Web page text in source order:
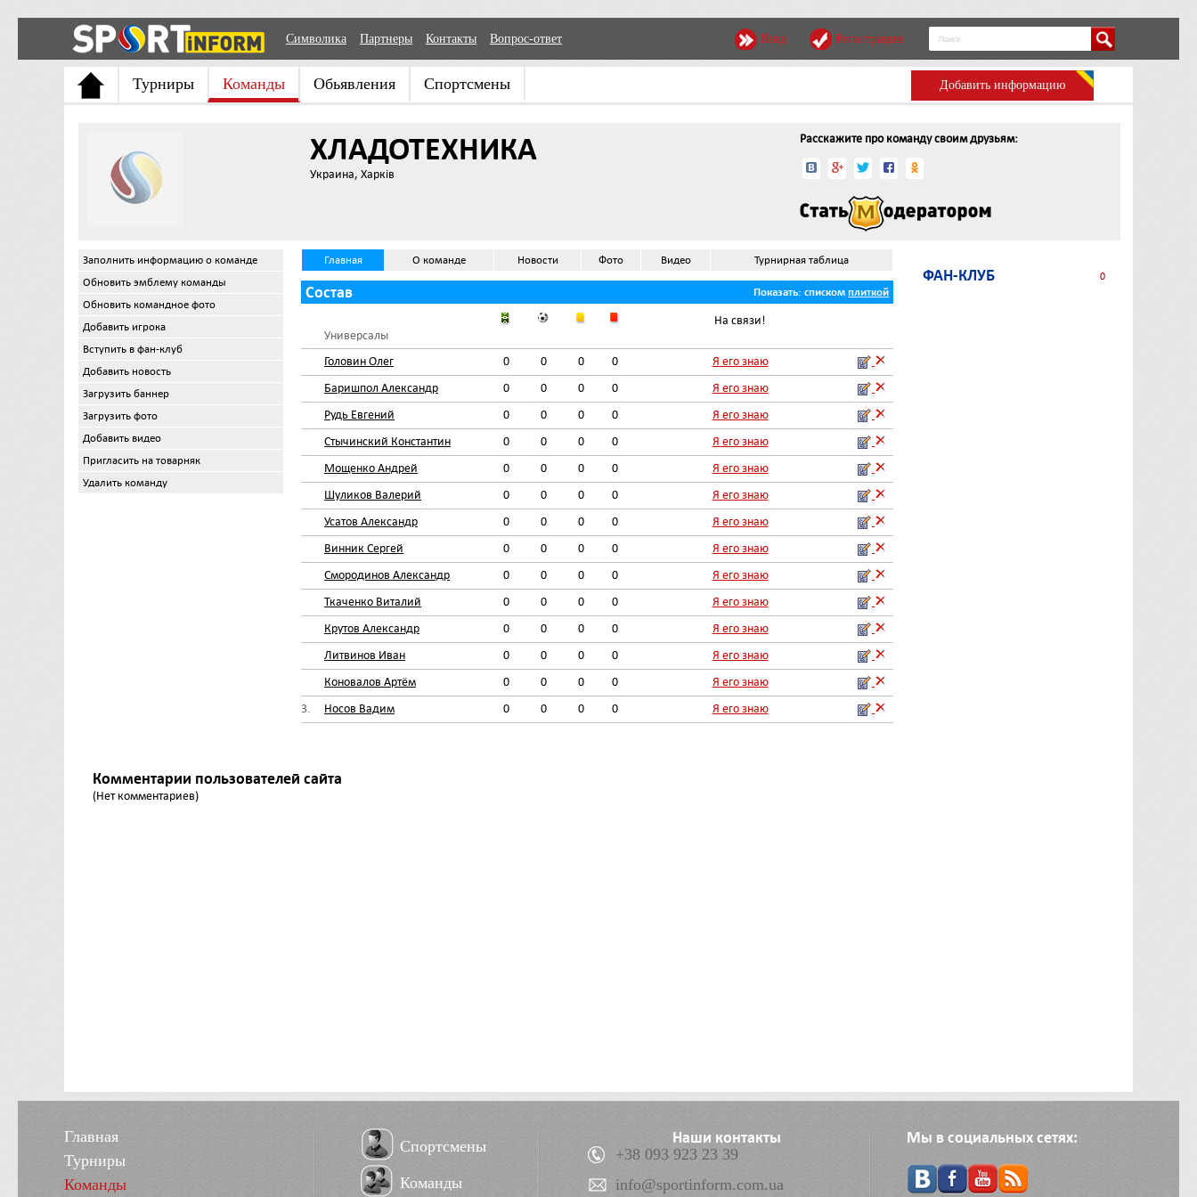
Символика Партнеры Контакты Вопрос-ответ Вход Регистрация
Турниры Команды Обьявления Спортсмены Добавить информацию
ХЛАДОТЕХНИКА
Украина, Харків
Расскажите про команду своим друзьям:
Заполнить информацию о команде
Обновить эмблему команды
Обновить командное фото
Добавить игрока
Вступить в фан-клуб
Добавить новость
Загрузить баннер
Загрузить фото
Добавить видео
Пригласить на товарняк
Удалить команду
Главная О команде Новости Фото Видео Турнирная таблица
Состав Показать: списком плиткой
На связи!
Универсалы
Головин Олег
0 0 0 0
Я его знаю
Баришпол Александр
0 0 0 0
Я его знаю
Рудь Евгений
0 0 0 0
Я его знаю
Стычинский Константин
0 0 0 0
Я его знаю
Мощенко Андрей
0 0 0 0
Я его знаю
Шуликов Валерий
0 0 0 0
Я его знаю
Усатов Александр
0 0 0 0
Я его знаю
Винник Сергей
0 0 0 0
Я его знаю
Смородинов Александр
0 0 0 0
Я его знаю
Ткаченко Виталий
0 0 0 0
Я его знаю
Крутов Александр
0 0 0 0
Я его знаю
Литвинов Иван
0 0 0 0
Я его знаю
Коновалов Артём
0 0 0 0
Я его знаю
3.
Носов Вадим 0 0 0 0 Я его знаю
Комментарии пользователей сайта
(Нет комментариев)
ФАН-КЛУБ 0
Главная
Турниры
Команды
Спортсмены
Команды
Наши контакты
+38 093 923 23 39
info@sportinform.com.ua
Мы в социальных сетях: